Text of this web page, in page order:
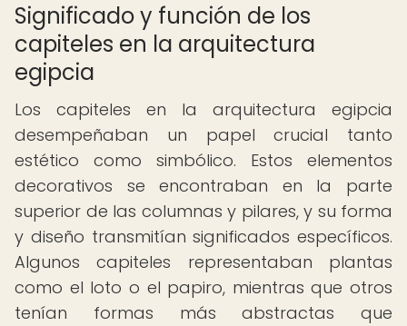
Significado y función de los
capiteles en la arquitectura
egipcia
Los capiteles en la arquitectura egipcia
desempeñaban un papel crucial tanto
estético como simbólico. Estos elementos
decorativos se encontraban en la parte
superior de las columnas y pilares, y su forma
y diseño transmitían significados específicos.
Algunos capiteles representaban plantas
como el loto o el papiro, mientras que otros
tenían formas más abstractas que